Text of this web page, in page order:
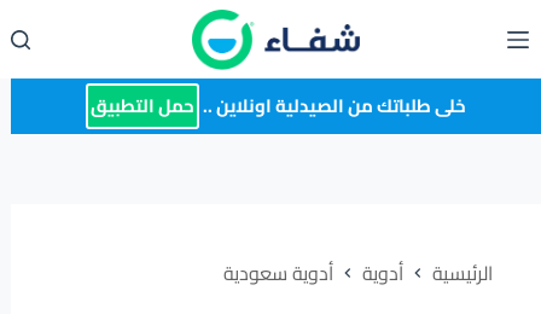
إلى
المحتوى خلى طلباتك من الصيدلية اونلاين .. حمل التطبيق
الرئيسية أدوية أدوية سعودية